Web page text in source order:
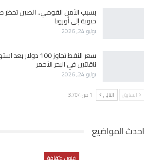
بسبب الأمن القومي.. الصين تحظر
حيوية إلى أوروبا
يوليو 24, 2026
سعر النفط تجاوز 100 دولار
ناقلتين في البحر الأحمر
يوليو 24, 2026
السابق التالي 1 من 3٬704
احدث المواضيع